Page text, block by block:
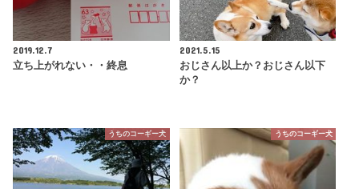
2019.12.7
立ち上がれない・・終息
2021.5.15
おじさん以上か？おじさん以下
か？
うちのコーギー犬 うちのコーギー犬